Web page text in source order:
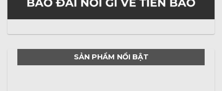
SẢN PHẨM NỔI BẬT